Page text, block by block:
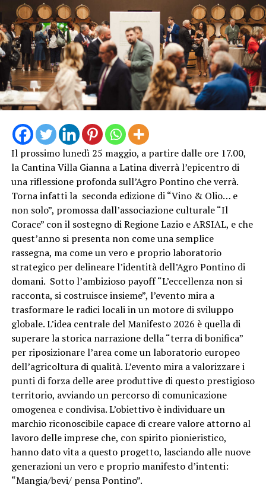
Il prossimo lunedì 25 maggio, a partire dalle ore 17.00,
la Cantina Villa Gianna a Latina diverrà l’epicentro di
una riflessione profonda sull’Agro Pontino che verrà.
Torna infatti la seconda edizione di “Vino & Olio… e
non solo”, promossa dall’associazione culturale “Il
Corace” con il sostegno di Regione Lazio e ARSIAL, e che
quest’anno si presenta non come una semplice
rassegna, ma come un vero e proprio laboratorio
strategico per delineare l’identità dell’Agro Pontino di
domani. Sotto l’ambizioso payoff “L’eccellenza non si
racconta, si costruisce insieme”, l’evento mira a
trasformare le radici locali in un motore di sviluppo
globale. L’idea centrale del Manifesto 2026 è quella di
superare la storica narrazione della “terra di bonifica”
per riposizionare l’area come un laboratorio europeo
dell’agricoltura di qualità. L’evento mira a valorizzare i
punti di forza delle aree produttive di questo prestigioso
territorio, avviando un percorso di comunicazione
omogenea e condivisa. L’obiettivo è individuare un
marchio riconoscibile capace di creare valore attorno al
lavoro delle imprese che, con spirito pionieristico,
hanno dato vita a questo progetto, lasciando alle nuove
generazioni un vero e proprio manifesto d’intenti:
“Mangia/bevi/ pensa Pontino”.